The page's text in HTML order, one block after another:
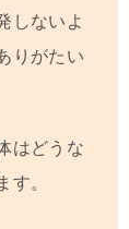
しないよ
りがたい
はどうな
す。